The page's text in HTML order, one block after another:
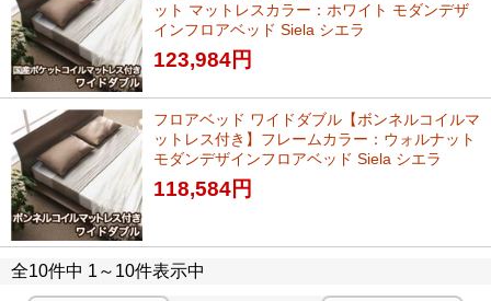
ット マットレスカラー：ホワイト モダンデザ
インフロアベッド Siela シエラ
123,984円
フロアベッド ワイドダブル【ボンネルコイルマ
ットレス付き】フレームカラー：ウォルナット
モダンデザインフロアベッド Siela シエラ
118,584円
全10件中 1～10件表示中